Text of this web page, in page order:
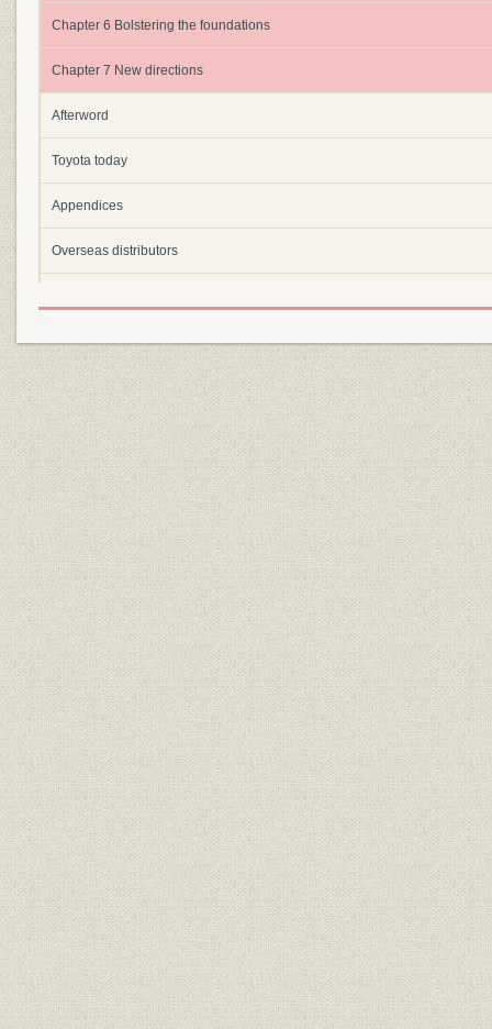
Chapter 6 Bolstering the foundations
Chapter 7 New directions
Afterword
Toyota today
Appendices
Overseas distributors
Contributors
Bibliography
Index